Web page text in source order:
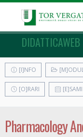
DIDATTICAWEB
[I]NFO
[O]RARI [E]SAMI
Pharmacology